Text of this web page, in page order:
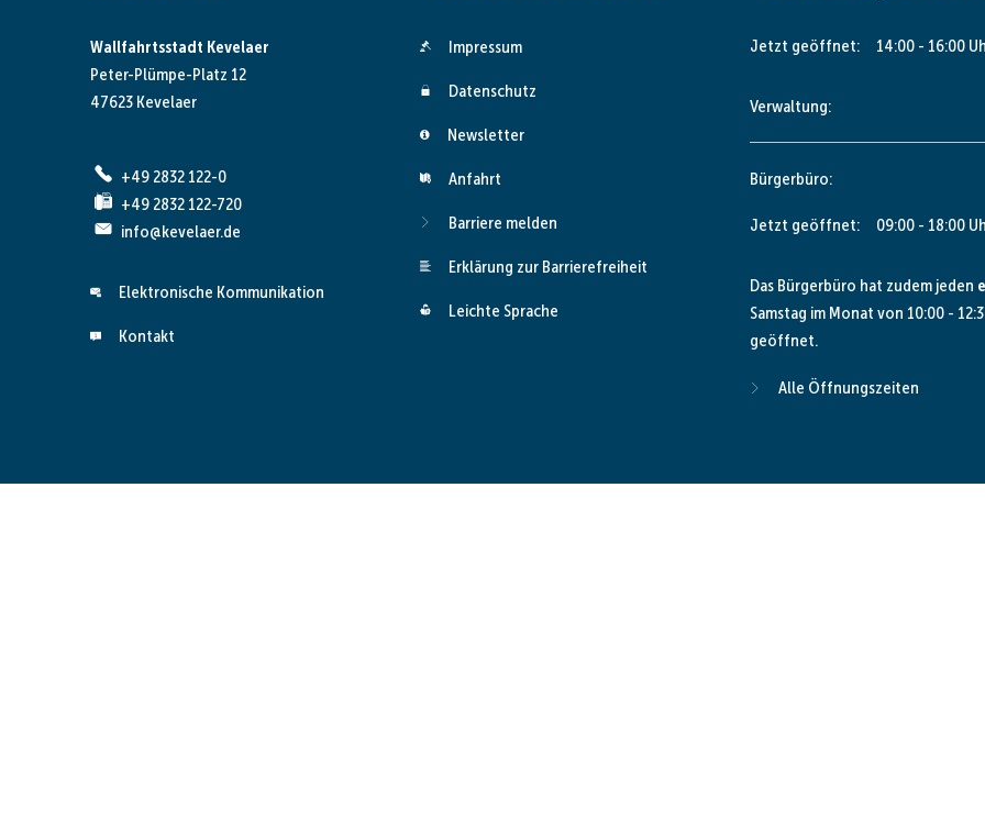
Wallfahrtsstadt Kevelaer
Peter-Plümpe-Platz 12
47623 Kevelaer
+49 2832 122-0
+49 2832 122-720
info@kevelaer.de
Elektronische Kommunikation
Kontakt
Impressum
Datenschutz
Newsletter
Anfahrt
Barriere melden
Erklärung zur Barrierefreiheit
Leichte Sprache
Klicken, um weitere Öffnungs-
Jetzt geöffnet: 14:00 - 16:00
Verwaltung:
Bürgerbüro:
Klicken, um weitere Öffnungs-
Jetzt geöffnet: 09:00 - 18:00
Das Bürgerbüro hat zudem jeden
Samstag im Monat von 10:00 -
geöffnet.
Alle Öffnungszeiten